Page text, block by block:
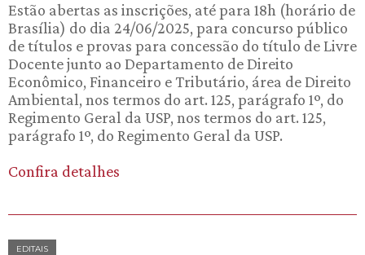
Estão abertas as inscrições, até para 18h (horário de
Brasília) do dia 24/06/2025, para concurso público
de títulos e provas para concessão do título de Livre
Docente junto ao Departamento de Direito
Econômico, Financeiro e Tributário, área de Direito
Ambiental, nos termos do art. 125, parágrafo 1º, do
Regimento Geral da USP, nos termos do art. 125,
parágrafo 1º, do Regimento Geral da USP.
Confira detalhes
EDITAIS